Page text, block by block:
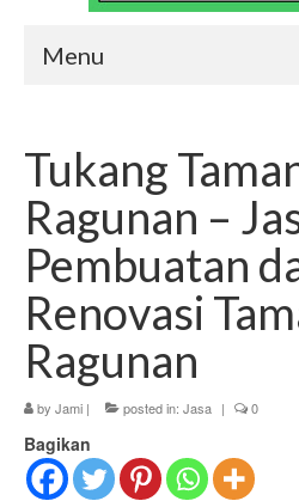
Menu
Contact Us
Jami Taman Gallery
Tukang
Ragunan –
Pembuatan
Renovasi
Ragunan
by Jami | posted in: Jasa | 0
Bagikan